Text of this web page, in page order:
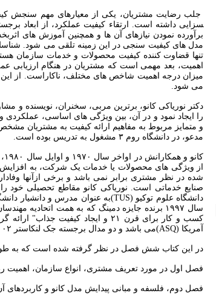
سزایی داشته است. ارتقاء کیفیت عملکرد، از ابعاد
برآورده نمودن نیازهای آن ها و همچنین آموزش های
مدل های کیفیت سنجی در این زمینه تلقی می شود.
تنها قضاوت کننده کیفیت محصولات و خدمات سازمان
اهمیت، بعد مهمی است که مشتریان در هنگام ارزیابی
میزان درجه اهمیت شاخص های مختلف، ناکاراست. از
می شود.
دکتر نوریاکی کانو، برترین مربی، سخنران، نویسنده
را ایجاد نمود و در آن، بین ویژگی های اساسی،
مدعو، در دانشگاه روم ۳ مشغول به تدریس بوده است
.
از ویژگی های محصولات یا خدمات یک شرکت، به
شده در نظر مشتری برابر نمی باشد و برخی ازآنها
دانشگاه علوم توکیو (TUS)به عنوان مدرس و دانشیار
سال ۱۹۹۷ برنده جایزه دمینگ که به همت اتحادیه مهندسان و دانشمندان ژاپنی
آمریکا (ASQ)می باشد و دو مدال برجسته جک لنکاستر ۲۰۰۲ و اِی اِل گرانت ۲۰۰۷ را از آن انجمن دریافت نموده است
در این کتاب شش فصل در نظر گرفته شده است که به
فصل اول در مورد تعریف مشتری، انواع سازمان،
فصل دوم، فلسفه و مبانی پیدایش مدل کانو و کاربردهای